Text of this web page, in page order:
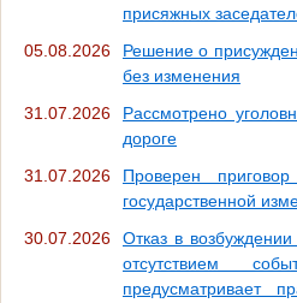
присяжных
05.08.2026
Решение о
без изменения
31.07.2026
Рассмотрено
дороге
31.07.2026
Проверен
государственной
30.07.2026
Отказ в
отсутствием
предусматривает